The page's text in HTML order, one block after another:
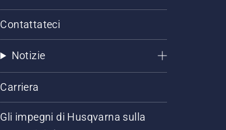
Contattateci
Notizie
Carriera
Gli impegni di Husqvarna sulla